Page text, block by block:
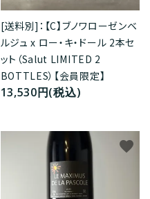
[送料別]：【C】ブノワローゼンベ
ルジュ x ロー・キ・ドール 2本セ
ット（Salut LIMITED 2
BOTTLES）【会員限定】
13,530円(税込)
favorite